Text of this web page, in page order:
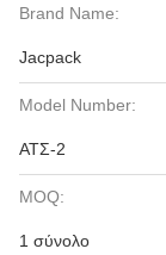
Brand Name:
Jacpack
Model Number:
ΑΤΣ-2
MOQ:
1 σύνολο